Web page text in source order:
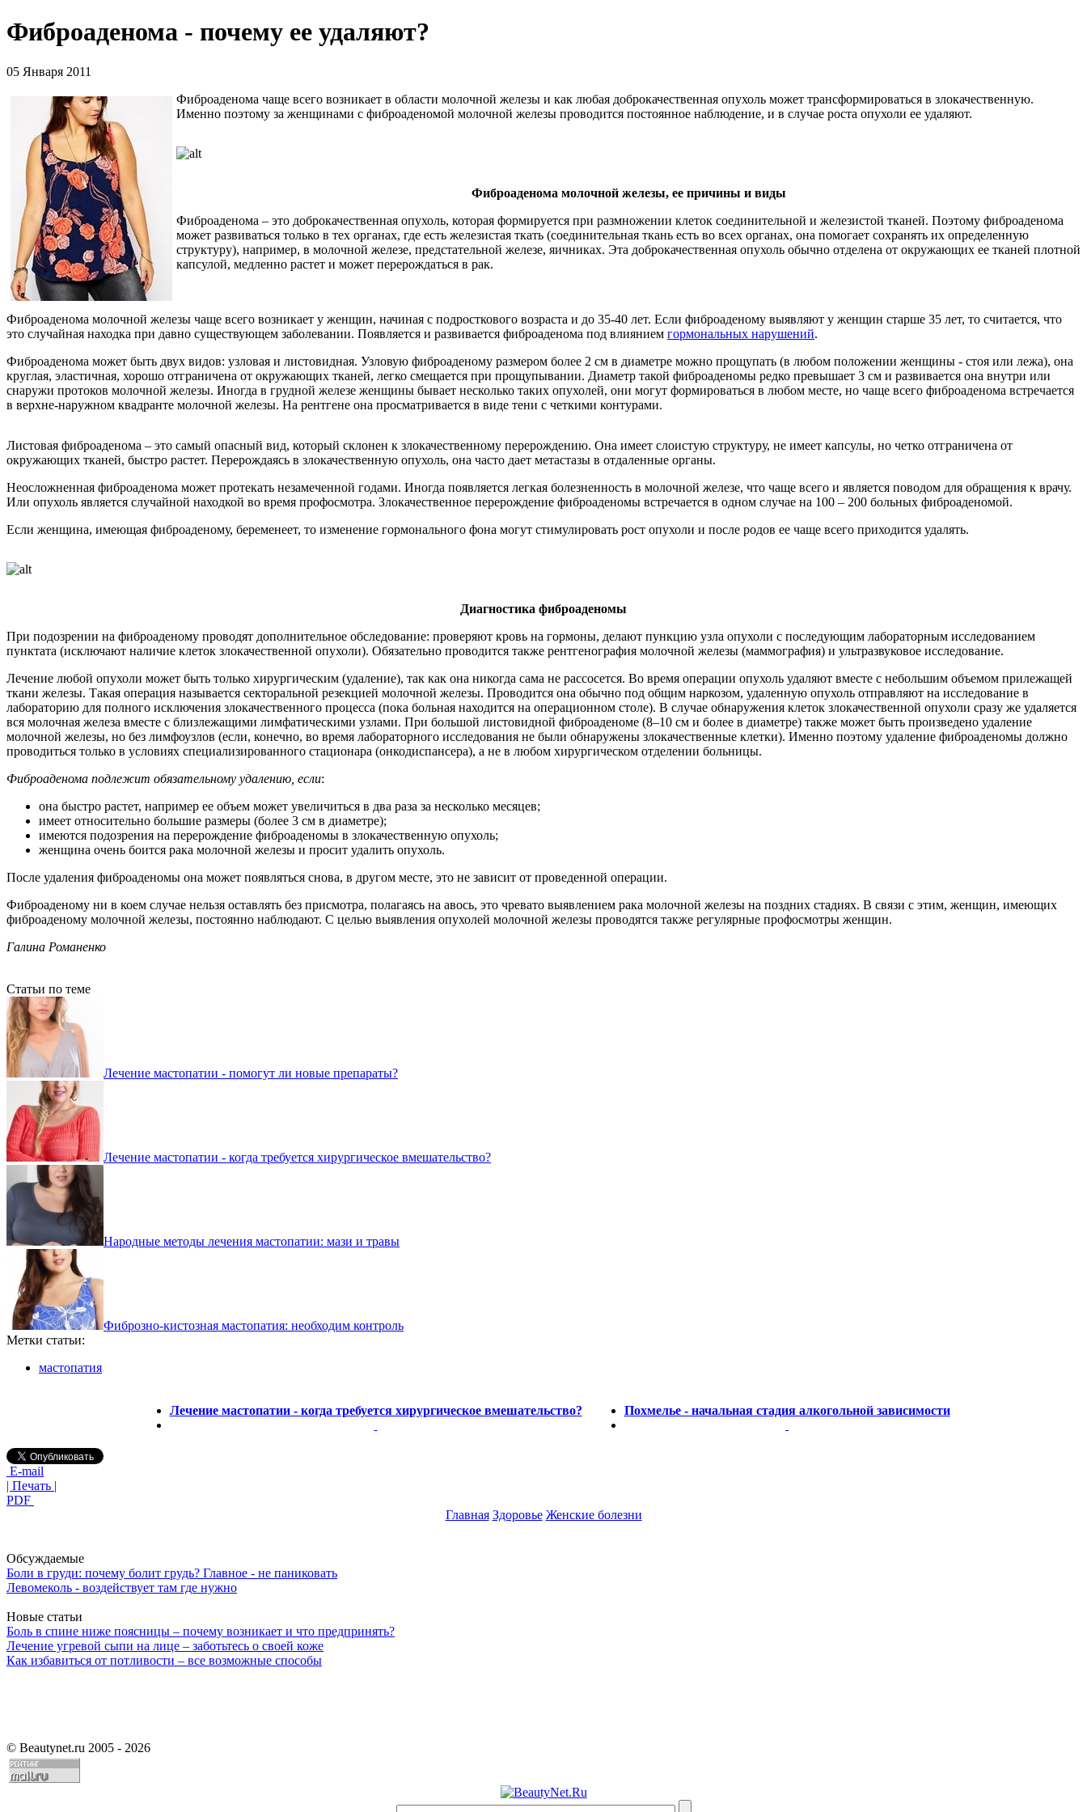
Фиброаденома - почему ее удаляют?
05 Января 2011
Фиброаденома чаще всего возникает в области молочной железы и как любая доброкачественная опухоль может трансформироваться в злокачественную.
Именно поэтому за женщинами с фиброаденомой молочной железы проводится постоянное наблюдение, и в случае роста опухоли ее удаляют.
Фиброаденома молочной железы, ее причины и виды
Фиброаденома – это доброкачественная опухоль, которая формируется при размножении клеток соединительной и железистой тканей. Поэтому фиброаденома
может развиваться только в тех органах, где есть железистая ткать (соединительная ткань есть во всех органах, она помогает сохранять их определенную
структуру), например, в молочной железе, предстательной железе, яичниках. Эта доброкачественная опухоль обычно отделена от окружающих ее тканей плотной
капсулой, медленно растет и может перерождаться в рак.
Фиброаденома молочной железы чаще всего возникает у женщин, начиная с подросткового возраста и до 35-40 лет. Если фиброаденому выявляют у женщин старше 35 лет, то считается, что
это случайная находка при давно существующем заболевании. Появляется и развивается фиброаденома под влиянием гормональных нарушений.
Фиброаденома может быть двух видов: узловая и листовидная. Узловую фиброаденому размером более 2 см в диаметре можно прощупать (в любом положении женщины - стоя или лежа), она
круглая, эластичная, хорошо отграничена от окружающих тканей, легко смещается при прощупывании. Диаметр такой фиброаденомы редко превышает 3 см и развивается она внутри или
снаружи протоков молочной железы. Иногда в грудной железе женщины бывает несколько таких опухолей, они могут формироваться в любом месте, но чаще всего фиброаденома встречается
в верхне-наружном квадранте молочной железы. На рентгене она просматривается в виде тени с четкими контурами.
Листовая фиброаденома – это самый опасный вид, который склонен к злокачественному перерождению. Она имеет слоистую структуру, не имеет капсулы, но четко отграничена от
окружающих тканей, быстро растет. Перерождаясь в злокачественную опухоль, она часто дает метастазы в отдаленные органы.
Неосложненная фиброаденома может протекать незамеченной годами. Иногда появляется легкая болезненность в молочной железе, что чаще всего и является поводом для обращения к врачу.
Или опухоль является случайной находкой во время профосмотра. Злокачественное перерождение фиброаденомы встречается в одном случае на 100 – 200 больных фиброаденомой.
Если женщина, имеющая фиброаденому, беременеет, то изменение гормонального фона могут стимулировать рост опухоли и после родов ее чаще всего приходится удалять.
Диагностика фиброаденомы
При подозрении на фиброаденому проводят дополнительное обследование: проверяют кровь на гормоны, делают пункцию узла опухоли с последующим лабораторным исследованием
пунктата (исключают наличие клеток злокачественной опухоли). Обязательно проводится также рентгенография молочной железы (маммография) и ультразвуковое исследование.
Лечение любой опухоли может быть только хирургическим (удаление), так как она никогда сама не рассосется. Во время операции опухоль удаляют вместе с небольшим объемом прилежащей
ткани железы. Такая операция называется секторальной резекцией молочной железы. Проводится она обычно под общим наркозом, удаленную опухоль отправляют на исследование в
лабораторию для полного исключения злокачественного процесса (пока больная находится на операционном столе). В случае обнаружения клеток злокачественной опухоли сразу же удаляется
вся молочная железа вместе с близлежащими лимфатическими узлами. При большой листовидной фиброаденоме (8–10 см и более в диаметре) также может быть произведено удаление
молочной железы, но без лимфоузлов (если, конечно, во время лабораторного исследования не были обнаружены злокачественные клетки). Именно поэтому удаление фиброаденомы должно
проводиться только в условиях специализированного стационара (онкодиспансера), а не в любом хирургическом отделении больницы.
Фиброаденома подлежит обязательному удалению, если:
она быстро растет, например ее объем может увеличиться в два раза за несколько месяцев;
имеет относительно большие размеры (более 3 см в диаметре);
имеются подозрения на перерождение фиброаденомы в злокачественную опухоль;
женщина очень боится рака молочной железы и просит удалить опухоль.
После удаления фиброаденомы она может появляться снова, в другом месте, это не зависит от проведенной операции.
Фиброаденому ни в коем случае нельзя оставлять без присмотра, полагаясь на авось, это чревато выявлением рака молочной железы на поздних стадиях. В связи с этим, женщин, имеющих
фиброаденому молочной железы, постоянно наблюдают. С целью выявления опухолей молочной железы проводятся также регулярные профосмотры женщин.
Галина Романенко
Статьи по теме
Лечение мастопатии - помогут ли новые препараты?
Лечение мастопатии - когда требуется хирургическое вмешательство?
Народные методы лечения мастопатии: мази и травы
Фиброзно-кистозная мастопатия: необходим контроль
Метки статьи:
мастопатия
Лечение мастопатии - когда требуется хирургическое вмешательство? Похмелье - начальная стадия алкогольной зависимости
E-mail
| Печать |
PDF
Главная Здоровье Женские болезни
Обсуждаемые
Боли в груди: почему болит грудь? Главное - не паниковать
Левомеколь - воздействует там где нужно
Новые статьи
Боль в спине ниже поясницы – почему возникает и что предпринять?
Лечение угревой сыпи на лице – заботьтесь о своей коже
Как избавиться от потливости – все возможные способы
© Beautynet.ru 2005 - 2026